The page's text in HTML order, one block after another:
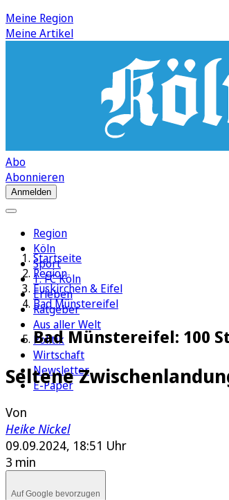
Meine Region
Meine Artikel
Abo
Abonnieren
Anmelden
Region
Köln
Sport
1. FC Köln
Erleben
Ratgeber
Aus aller Welt
Politik
Wirtschaft
Newsletter
E-Paper
Startseite
Region
Euskirchen & Eifel
Bad Münstereifel
Bad Münstereifel: 100
Seltene
Von
Heike Nickel
09.09.2024, 18:51 Uhr
3 min
Auf Google bevorzugen